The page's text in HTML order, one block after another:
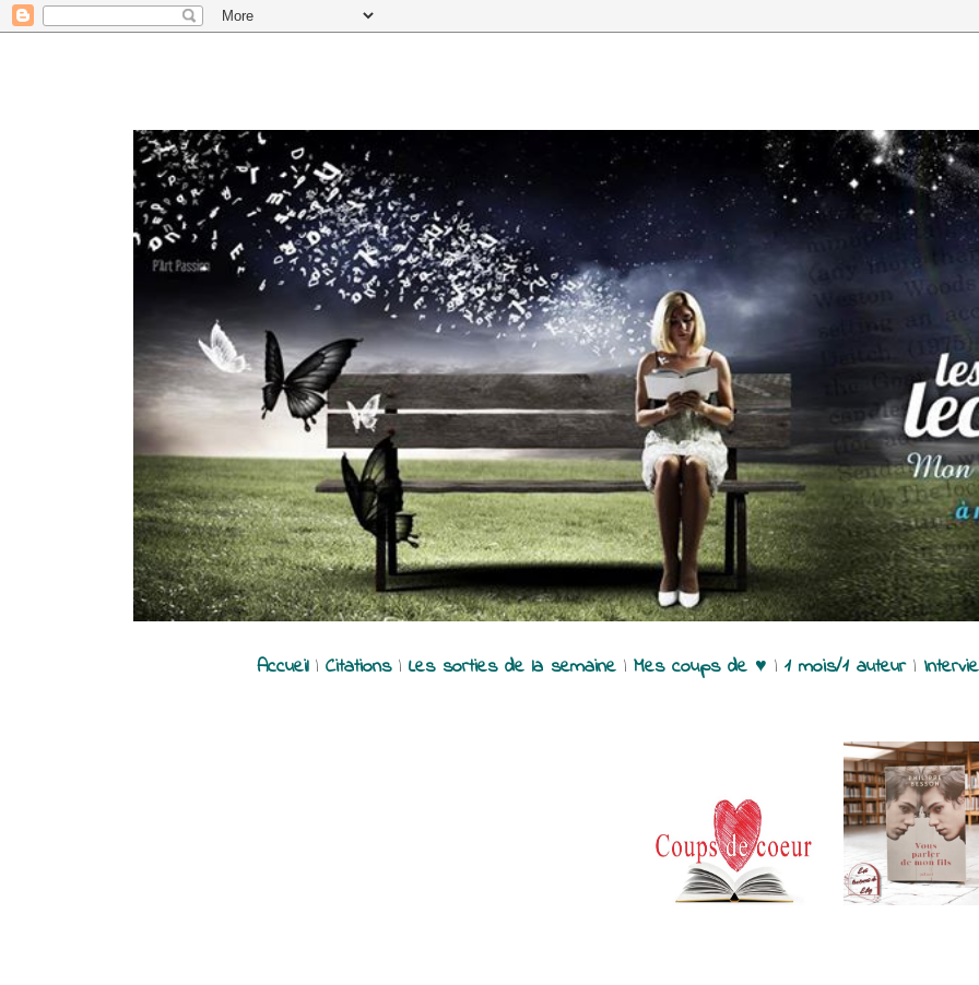
Accueil| Citations| Les sorties de la semaine| Mes coups de ♥ | 1 mois/1 auteur|